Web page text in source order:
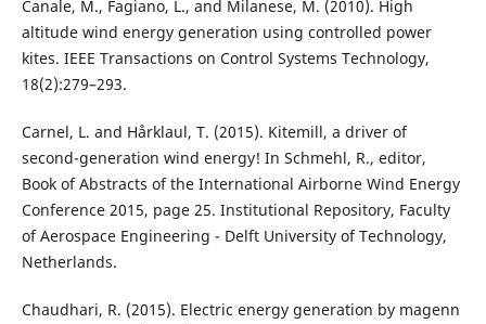
Canale, M., Fagiano, L., and Milanese, M. (2010). High
altitude wind energy generation using controlled power
kites. IEEE Transactions on Control Systems Technology,
18(2):279–293.
Carnel, L. and Hårklaul, T. (2015). Kitemill, a driver of
second-generation wind energy! In Schmehl, R., editor,
Book of Abstracts of the International Airborne Wind Energy
Conference 2015, page 25. Institutional Repository, Faculty
of Aerospace Engineering - Delft University of Technology,
Netherlands.
Chaudhari, R. (2015). Electric energy generation by magenn